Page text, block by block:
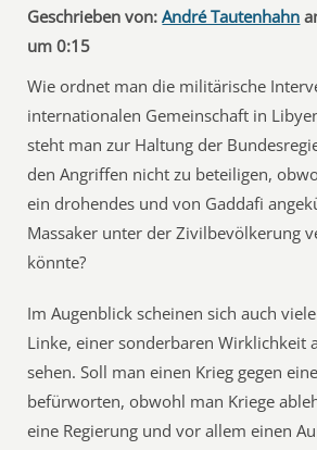
Geschrieben von: André Tautenhahn
um 0:15
Wie ordnet man die militärische
internationalen Gemeinschaft in
steht man zur Haltung der
den Angriffen nicht zu beteiligen,
ein drohendes und von Gaddafi
Massaker unter der Zivilbevölkerung
könnte?
Im Augenblick scheinen sich auch
Linke, einer sonderbaren Wirklichkeit
sehen. Soll man einen Krieg gegen
befürworten, obwohl man Kriege
eine Regierung und vor allem einen